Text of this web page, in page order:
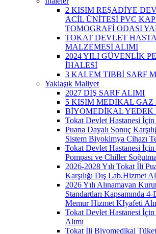
2 KISIM REŞADİYE
ACİL ÜNİTESİ PVC
TOMOGRAFİ ODASI
TOKAT DEVLET
MALZEMESİ ALIMI
2024 YILI GÜVENLİK
İHALESİ
3 KALEM TIBBİ SARF
Yaklaşık Maliyet
2027 DİŞ SARF ALIMI
5 KISIM MEDİKAL GAZ
BİYOMEDİKAL YEDEK
Tokat Devlet Hastanesi
Puana Dayalı Sonuç
Sistem Biyokimya Cihazı
Tokat Devlet Hastanesi
Pompası ve Chiller
2026-2028 Yılı Tokat İli
Karşılığı Dış Lab.Hizmet
2026 Yılı Alınamayan
Standartları Kapsamında
Memur Hizmet KIyafeti
Tokat Devlet Hastanesi
Alımı
Tokat İli Biyomedikal